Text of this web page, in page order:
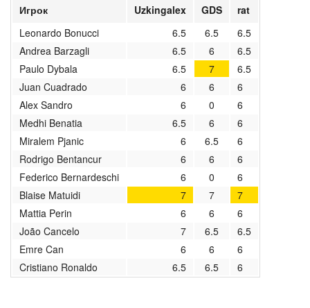
MotoGP & Biathlon
Новости кубков 2026-27
2022/2023
2021/2022
2020/2021
2019/2020
2018/2019
2017/2018
2015/2016
Игрок Uzkingalex GDS
rat
Leonardo Bonucci
6.5 6.5
6.5
Andrea Barzagli
6.5 6
6.5
Paulo Dybala
6.5 7
6.5
Juan Cuadrado
6 6
6
Alex Sandro
6 0
6
Medhi Benatia
6.5 6
6
Miralem Pjanic
6 6.5
6
Rodrigo Bentancur
6 6
6
Federico Bernardeschi
6 0
6
Blaise Matuidi
7 7
7
Mattia Perin
6 6
6
João Cancelo
7 6.5
6.5
Emre Can
6 6
6
Cristiano Ronaldo
6.5 6.5 6